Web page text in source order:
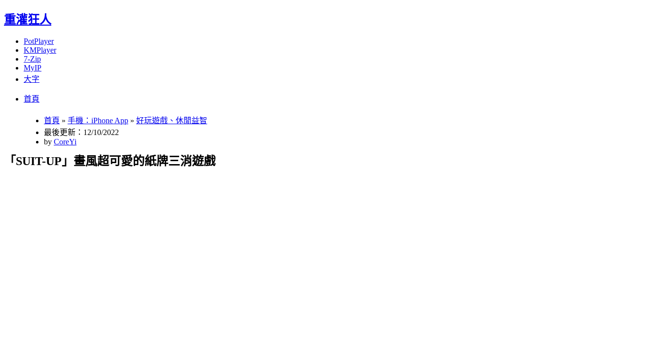
重灌狂人
PotPlayer
KMPlayer
7-Zip
MyIP
大字
首頁
首頁 » 手機：iPhone App » 好玩遊戲、休閒益智
最後更新：12/10/2022
by CoreYi
「SUIT-UP」畫風超可愛的紙牌三消遊戲